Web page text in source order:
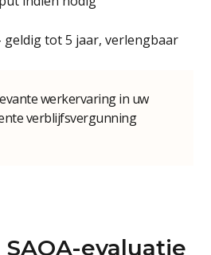
geldig tot 5 jaar, verlengbaar
werkervaring in uw
verblijfsvergunning
evaluatie